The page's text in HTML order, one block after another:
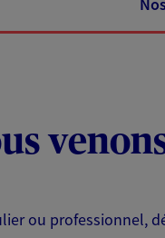
ou professionnel,